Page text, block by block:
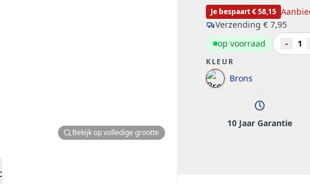
Bekijk op volledige grootte
Je bespaart € 58,15
Verzending € 7,95
op voorraad
- 1
KLEUR
Brons
10 Jaar Garantie